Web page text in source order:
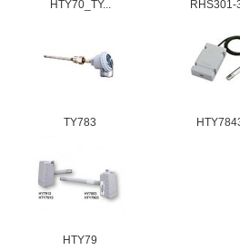
HTY70_TY... RHS301-
TY783
HTY79